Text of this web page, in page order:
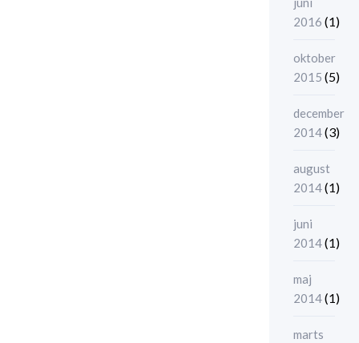
2016 (1)
oktober
2015 (5)
december
2014(3)
august
2014(1)
juni
2014(1)
maj
2014(1)
marts